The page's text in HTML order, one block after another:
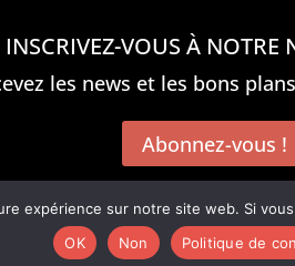
INSCRIVEZ-VOUS À NOTRE
les news et les bons
Abonnez-vous !
–Conditions
par PayPal ou Caisse
expérience sur notre site web. Si
OK
Non Politique de